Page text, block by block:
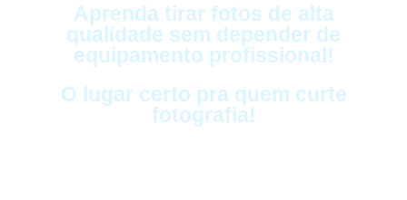
Aprenda tirar fotos de alta
qualidade sem depender de
equipamento profissional!
O lugar certo pra quem curte
fotografia!